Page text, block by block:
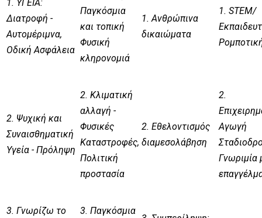
1. ΥΓΕΙΑ:
Διατροφή -
Αυτομέριμνα,
Οδική Ασφάλεια
Παγκόσμια
και τοπική
Φυσική
κληρονομιά
1. Ανθρώπινα
δικαιώματα
1. STEM/
2. Ψυχική και
Συναισθηματική
Υγεία - Πρόληψη
2. Κλιματική
αλλαγή -
Φυσικές
Καταστροφές,
Πολιτική
προστασία
2. Εθελοντισμός
διαμεσολάβηση
2.
Αγωγή
Γνωριμία
3. Γνωρίζω το 3. Παγκόσμια